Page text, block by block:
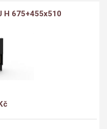
H 675+455x510